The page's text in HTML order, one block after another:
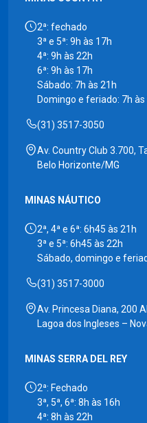
2ª: fechado
3ª e 5ª: 9h às 17h
4ª: 9h às 22h
6ª: 9h às 17h
Sábado: 7h às 21h
Domingo e feriado: 7h às
(31) 3517-3050
Av. Country Club 3.700,
Belo Horizonte/MG
MINAS NÁUTICO
2ª, 4ª e 6ª: 6h45 às 21h
3ª e 5ª: 6h45 às 22h
Sábado, domingo e
(31) 3517-3000
Av. Princesa Diana, 200
Lagoa dos Ingleses –
MINAS SERRA DEL REY
2ª: Fechado
3ª, 5ª, 6ª: 8h às 16h
4ª: 8h às 22h